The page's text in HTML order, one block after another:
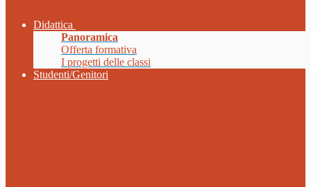
Didattica
Panoramica
Offerta formativa
I progetti delle classi
Studenti/Genitori